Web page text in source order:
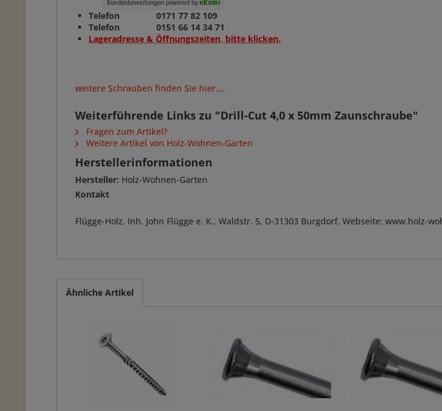
Telefon 0171 77 82 109
Telefon 0151 66 14 34 71
Lageradresse & Öffnungszeiten, bitte klicken.
weitere Schrauben finden Sie hier....
Weiterführende Links zu "Drill-Cut 4,0 x 50mm Zaunschraube"
Fragen zum Artikel?
Weitere Artikel von Holz-Wohnen-Garten
Herstellerinformationen
Hersteller: Holz-Wohnen-Garten
Kontakt
Flügge-Holz, Inh. John Flügge e. K., Waldstr. 5, D-31303 Burgdorf, Webseite: www.holz-
Ähnliche Artikel